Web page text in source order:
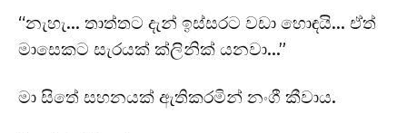
“නැහැ… තාත්තට දැන් ඉස්සරට වඩා හොඳයි… ඒත්
මාසෙකට සැරයක් ක්ලිනික් යනවා…”
මා සිතේ සහනයක් ඇතිකරමින් නංගී කීවාය.